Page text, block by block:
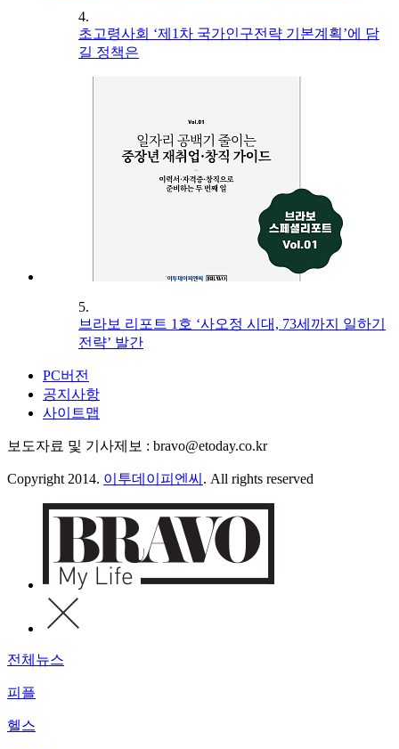
4.
초고령사회 ‘제1차 국가인구전략 기본계획’에 담
길 정책은
5.
브라보 리포트 1호 ‘사오정 시대, 73세까지 일하기
전략’ 발간
PC버전
공지사항
사이트맵
보도자료 및 기사제보 : bravo@etoday.co.kr
Copyright 2014. 이투데이피엔씨 . All rights reserved
전체뉴스
피플
헬스